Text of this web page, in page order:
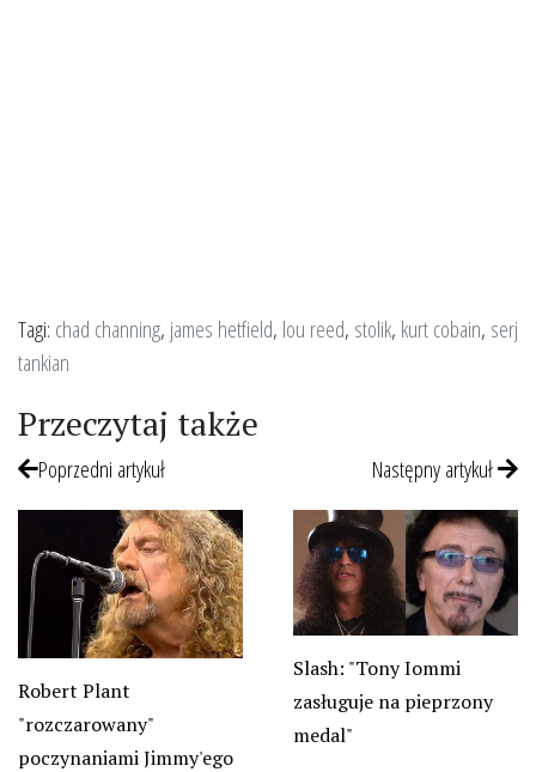
Tagi: chad channing, james hetfield, lou reed, stolik, kurt cobain, serj
tankian
Przeczytaj także
Poprzedni artykuł
Robert Plant
"rozczarowany"
poczynaniami Jimmy'ego
Następny artykuł
Slash: "Tony Iommi
zasługuje na pieprzony
medal"